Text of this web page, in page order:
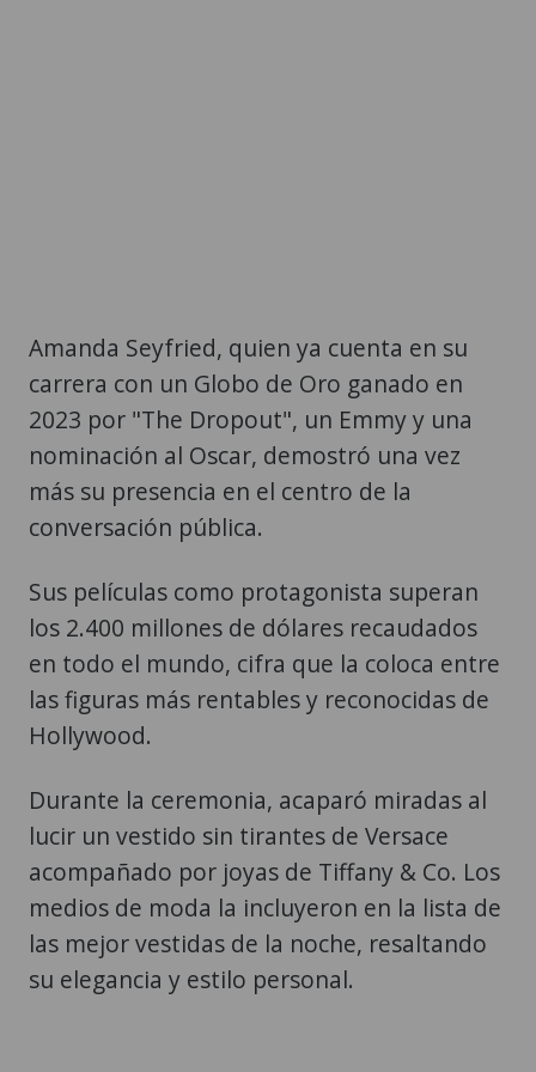
Amanda Seyfried, quien ya cuenta en su
carrera con un Globo de Oro ganado en
2023 por "The Dropout", un Emmy y una
nominación al Oscar, demostró una vez
más su presencia en el centro de la
conversación pública.
Sus películas como protagonista superan
los 2.400 millones de dólares recaudados
en todo el mundo, cifra que la coloca entre
las figuras más rentables y reconocidas de
Hollywood.
Durante la ceremonia, acaparó miradas al
lucir un vestido sin tirantes de Versace
acompañado por joyas de Tiffany & Co. Los
medios de moda la incluyeron en la lista de
las mejor vestidas de la noche, resaltando
su elegancia y estilo personal.